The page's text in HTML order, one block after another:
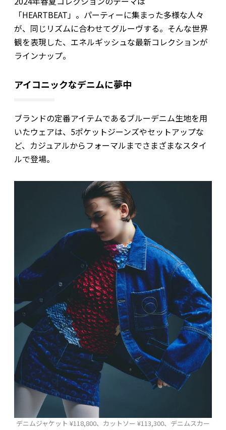
「HEARTBEAT」。パーティーに集まった多様な人々
が、同じリズムに合わせてグルーヴする。そんな世界
観を表現した、エネルギッシュな最新コレクションが
ラインナップ。
アイコニックなデニムに夢中
ブランドの定番アイテムであるブルーデニム生地を用
いたウェアは、5ポケットジーンズやセットアップな
ど、カジュアルからフォーマルまでさまざまなスタイ
ルで登場。
デニムジャケット ¥118,800、カットソー ¥113,300、デニムスカー